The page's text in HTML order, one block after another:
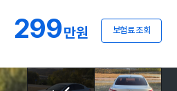
299만원 보험료 조회